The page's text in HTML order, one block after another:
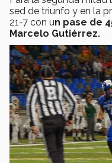
sed de triunfo y en la
21-7 con un pase de
Marcelo Gutiérrez.